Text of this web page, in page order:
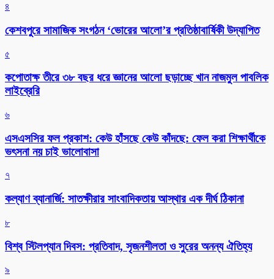
৪
কেশবপুরে সামাজিক সংগঠন ‘ভোরের আলো’র প্রতিষ্ঠাবার্ষিকী উদ্যাপিত
৫
কপোতাক্ষ তীরে ৩৮ বছর ধরে জ্ঞানের আলো ছড়াচ্ছে খান নাজমুল পাবলিক
লাইব্রেরি
৬
এসএসসির ফল প্রকাশ: কেউ হাঁসছে কেউ কাঁদছে: ফেল করা শিক্ষার্থীকে
ভৎসনা নয় চাই ভালোবাসা
৭
কল্যাণ ব্যানার্জি: সাতক্ষীরার সাংবাদিকতায় আস্থার এক দীর্ঘ ঠিকানা
৮
বিশ্ব স্টিলপ্যান দিবস: প্রতিবাদ, সৃজনশীলতা ও সুরের অনন্য ঐতিহ্য
৯